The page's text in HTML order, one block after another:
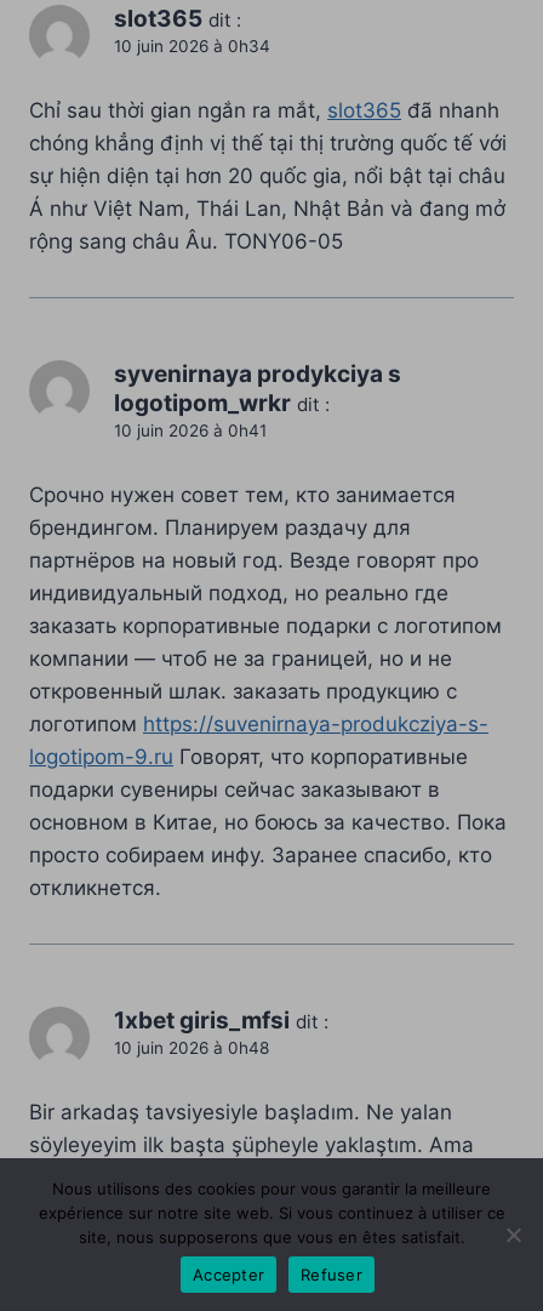
slot365 dit :
10 juin 2026 à 0h34
Chỉ sau thời gian ngắn ra mắt, slot365 đã nhanh
chóng khẳng định vị thế tại thị trường quốc tế với
sự hiện diện tại hơn 20 quốc gia, nổi bật tại châu
Á như Việt Nam, Thái Lan, Nhật Bản và đang mở
rộng sang châu Âu. TONY06-05
syvenirnaya prodykciya s
logotipom_wrkr dit :
10 juin 2026 à 0h41
Срочно нужен совет тем, кто занимается
брендингом. Планируем раздачу для
партнёров на новый год. Везде говорят про
индивидуальный подход, но реально где
заказать корпоративные подарки с логотипом
компании — чтоб не за границей, но и не
откровенный шлак. заказать продукцию с
логотипом https://suvenirnaya-produkcziya-s-
logotipom-9.ru Говорят, что корпоративные
подарки сувениры сейчас заказывают в
основном в Китае, но боюсь за качество. Пока
просто собираем инфу. Заранее спасибо, кто
откликнется.
1xbet giris_mfsi dit :
10 juin 2026 à 0h48
Bir arkadaş tavsiyesiyle başladım. Ne yalan
söyleyeyim ilk başta şüpheyle yaklaştım. Ama
sonunda sağlam bir kaynağa denk geldim.
Merak edenler için söylüyorum. Sistem ayarlarını
doğru yaptıktan sonra süreç çok basit. Giriş
adresi tam olarak şurada: 1xbet spor bahislerinin
Nous utilisons des cookies pour vous garantir la meilleure
expérience sur notre site web. Si vous continuez à utiliser ce
site, nous supposerons que vous en êtes satisfait.
Accepter
Refuser